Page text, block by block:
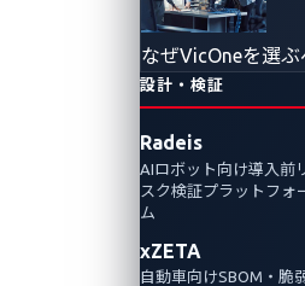
なぜVicOneを選
設計・検証
Radeis
AIロボット向け導入前
スク検証プラットフォ
ム
xZETA
自動車向けSBOM・脆
おける超
術の説明
リティ対
2024年6月19日
CyberThreat